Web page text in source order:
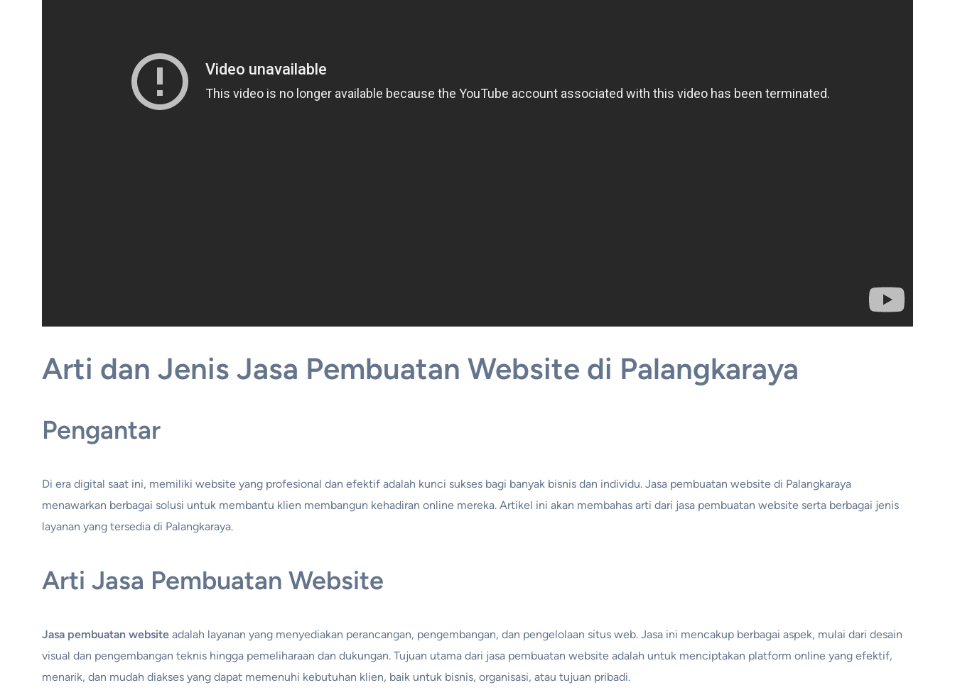
Arti dan Jenis Jasa Pembuatan Website di Palangkaraya
Pengantar
Di era digital saat ini, memiliki website yang profesional dan efektif adalah kunci sukses bagi banyak bisnis dan individu. Jasa pembuatan website di Palangkaraya
menawarkan berbagai solusi untuk membantu klien membangun kehadiran online mereka. Artikel ini akan membahas arti dari jasa pembuatan website serta berbagai jenis
layanan yang tersedia di Palangkaraya.
Arti Jasa Pembuatan Website
Jasa pembuatan websiteadalah layanan yang menyediakan perancangan, pengembangan, dan pengelolaan situs web. Jasa ini mencakup berbagai aspek, mulai dari desain
visual dan pengembangan teknis hingga pemeliharaan dan dukungan. Tujuan utama dari jasa pembuatan website adalah untuk menciptakan platform online yang efektif,
menarik, dan mudah diakses yang dapat memenuhi kebutuhan klien, baik untuk bisnis, organisasi, atau tujuan pribadi.